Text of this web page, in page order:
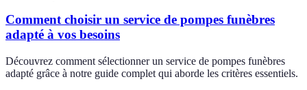
Comment choisir un service de pompes funèbres
adapté à vos besoins
Découvrez comment sélectionner un service de pompes funèbres
adapté grâce à notre guide complet qui aborde les critères essentiels.